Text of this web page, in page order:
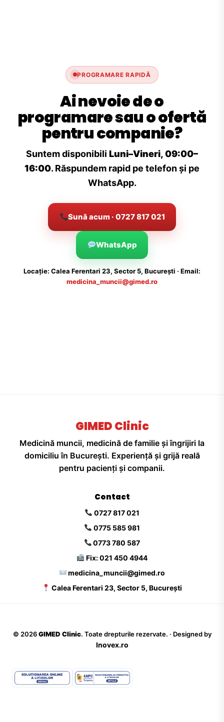
PROGRAMARE RAPIDĂ
Ai nevoie de o
programare sau o ofertă
pentru companie?
Suntem disponibili Luni–Vineri, 09:00–
16:00. Răspundem rapid pe telefon și pe
WhatsApp.
Sună acum · 0727 817 021
WhatsApp
Locație: Calea Ferentari 23, Sector 5, București · Email:
medicina_muncii@gimed.ro
GIMED Clinic
Medicină muncii, medicină de familie și îngrijiri la
domiciliu în București. Experiență și grijă reală
pentru pacienți și companii.
Contact
0727 817 021
0775 585 981
0773 780 587
Fix: 021 450 4944
medicina_muncii@gimed.ro
Calea Ferentari 23, Sector 5, București
© 2026 GIMED Clinic. Toate drepturile rezervate. · Designed by
Inovex.ro